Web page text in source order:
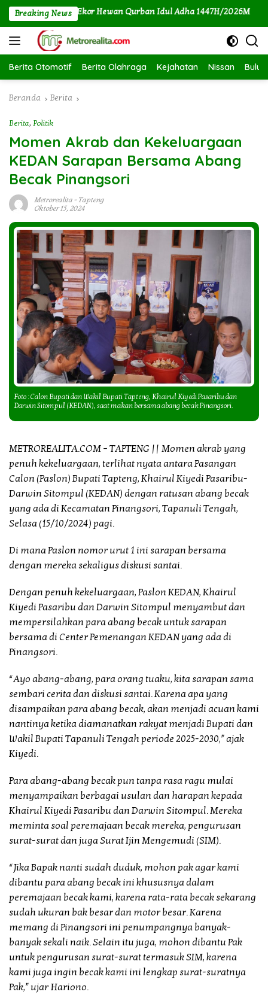
Langsung
Breaking News
Dua Ekor Hewan Qurban Idul Adha 1447H/2026M
Berita Otomotif Berita Olahraga Kejahatan Nissan
Beranda Berita
Berita, Politik
Momen Akrab dan Kekeluargaan
KEDAN Sarapan Bersama Abang
Becak Pinangsori
Metrorealita - Tapteng
Oktober 15, 2024
Foto : Calon Bupati dan Wakil Bupati Tapteng, Khairul Kiyedi Pasaribu dan
Darwin Sitompul (KEDAN), saat makan bersama abang becak Pinangsori.
METROREALITA.COM – TAPTENG || Momen akrab yang
penuh kekeluargaan, terlihat nyata antara Pasangan
Calon (Paslon) Bupati Tapteng, Khairul Kiyedi Pasaribu-
Darwin Sitompul (KEDAN) dengan ratusan abang becak
yang ada di Kecamatan Pinangsori, Tapanuli Tengah,
Selasa (15/10/2024) pagi.
Di mana Paslon nomor urut 1 ini sarapan bersama
dengan mereka sekaligus diskusi santai.
Dengan penuh kekeluargaan, Paslon KEDAN, Khairul
Kiyedi Pasaribu dan Darwin Sitompul menyambut dan
mempersilahkan para abang becak untuk sarapan
bersama di Center Pemenangan KEDAN yang ada di
Pinangsori.
“Ayo abang-abang, para orang tuaku, kita sarapan sama
sembari cerita dan diskusi santai. Karena apa yang
disampaikan para abang becak, akan menjadi acuan kami
nantinya ketika diamanatkan rakyat menjadi Bupati dan
Wakil Bupati Tapanuli Tengah periode 2025-2030,” ajak
Kiyedi.
Para abang-abang becak pun tanpa rasa ragu mulai
menyampaikan berbagai usulan dan harapan kepada
Khairul Kiyedi Pasaribu dan Darwin Sitompul. Mereka
meminta soal peremajaan becak mereka, pengurusan
surat-surat dan juga Surat Ijin Mengemudi (SIM).
“Jika Bapak nanti sudah duduk, mohon pak agar kami
dibantu para abang becak ini khususnya dalam
peremajaan becak kami, karena rata-rata becak sekarang
sudah ukuran bak besar dan motor besar. Karena
memang di Pinangsori ini penumpangnya banyak-
banyak sekali naik. Selain itu juga, mohon dibantu Pak
untuk pengurusan surat-surat termasuk SIM, karena
kami juga ingin becak kami ini lengkap surat-suratnya
Pak,” ujar Hariono.